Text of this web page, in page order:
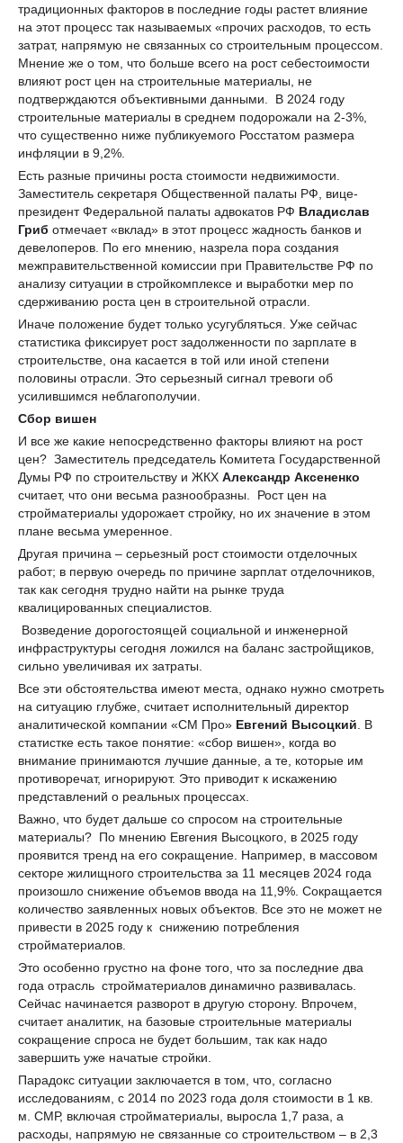
традиционных факторов в последние годы растет влияние
на этот процесс так называемых «прочих расходов, то есть
затрат, напрямую не связанных со строительным процессом.
Мнение же о том, что больше всего на рост себестоимости
влияют рост цен на строительные материалы, не
подтверждаются объективными данными. В 2024 году
строительные материалы в среднем подорожали на 2-3%,
что существенно ниже публикуемого Росстатом размера
инфляции в 9,2%.
Есть разные причины роста стоимости недвижимости.
Заместитель секретаря Общественной палаты РФ, вице-
президент Федеральной палаты адвокатов РФ Владислав
Гриб отмечает «вклад» в этот процесс жадность банков и
девелоперов. По его мнению, назрела пора создания
межправительственной комиссии при Правительстве РФ по
анализу ситуации в стройкомплексе и выработки мер по
сдерживанию роста цен в строительной отрасли.
Иначе положение будет только усугубляться. Уже сейчас
статистика фиксирует рост задолженности по зарплате в
строительстве, она касается в той или иной степени
половины отрасли. Это серьезный сигнал тревоги об
усилившимся неблагополучии.
Сбор вишен
И все же какие непосредственно факторы влияют на рост
цен? Заместитель председатель Комитета Государственной
Думы РФ по строительству и ЖКХ Александр Аксененко
считает, что они весьма разнообразны. Рост цен на
стройматериалы удорожает стройку, но их значение в этом
плане весьма умеренное.
Другая причина – серьезный рост стоимости отделочных
работ; в первую очередь по причине зарплат отделочников,
так как сегодня трудно найти на рынке труда
квалицированных специалистов.
Возведение дорогостоящей социальной и инженерной
инфраструктуры сегодня ложился на баланс застройщиков,
сильно увеличивая их затраты.
Все эти обстоятельства имеют места, однако нужно смотреть
на ситуацию глубже, считает исполнительный директор
аналитической компании «СМ Про» Евгений Высоцкий . В
статистке есть такое понятие: «сбор вишен», когда во
внимание принимаются лучшие данные, а те, которые им
противоречат, игнорируют. Это приводит к искажению
представлений о реальных процессах.
Важно, что будет дальше со спросом на строительные
материалы? По мнению Евгения Высоцкого, в 2025 году
проявится тренд на его сокращение. Например, в массовом
секторе жилищного строительства за 11 месяцев 2024 года
произошло снижение объемов ввода на 11,9%. Сокращается
количество заявленных новых объектов. Все это не может не
привести в 2025 году к снижению потребления
стройматериалов.
Это особенно грустно на фоне того, что за последние два
года отрасль стройматериалов динамично развивалась.
Сейчас начинается разворот в другую сторону. Впрочем,
считает аналитик, на базовые строительные материалы
сокращение спроса не будет большим, так как надо
завершить уже начатые стройки.
Парадокс ситуации заключается в том, что, согласно
исследованиям, с 2014 по 2023 года доля стоимости в 1 кв.
м. СМР, включая стройматериалы, выросла 1,7 раза, а
расходы, напрямую не связанные со строительством – в 2,3